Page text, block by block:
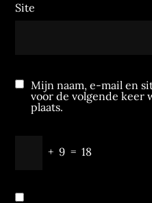
Site
Mijn naam, e-mail en
voor de volgende keer
plaats.
+ 9 = 18